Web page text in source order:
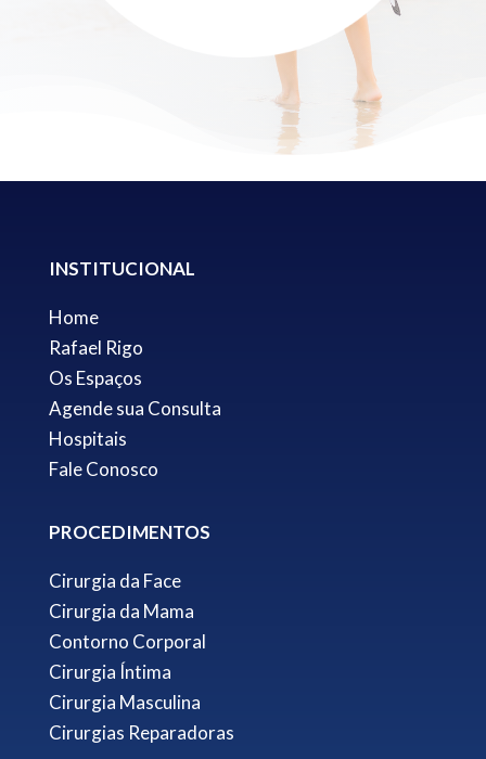
INSTITUCIONAL
Home
Rafael Rigo
Os Espaços
Agende sua Consulta
Hospitais
Fale Conosco
PROCEDIMENTOS
Cirurgia da Face
Cirurgia da Mama
Contorno Corporal
Cirurgia Íntima
Cirurgia Masculina
Cirurgias Reparadoras